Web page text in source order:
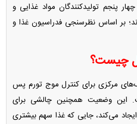
پنجم تولیدکنندگان مواد غذایی و
بر اساس نظرسنجی فدراسیون غذا و
چیست؟
مرکزی برای کنترل موج تورم پس
این وضعیت همچنین چالشی برای
می‌کند، جایی که غذا سهم بیشتری